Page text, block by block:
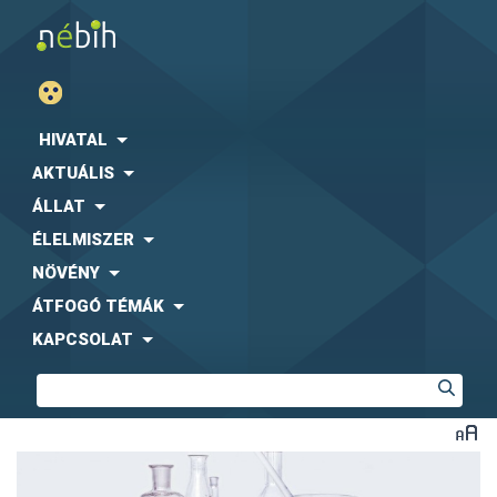
HIVATAL
AKTUÁLIS
ÁLLAT
ÉLELMISZER
NÖVÉNY
ÁTFOGÓ TÉMÁK
KAPCSOLAT